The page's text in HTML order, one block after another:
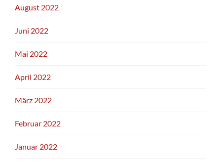
August 2022
Juni 2022
Mai 2022
April 2022
März 2022
Februar 2022
Januar 2022